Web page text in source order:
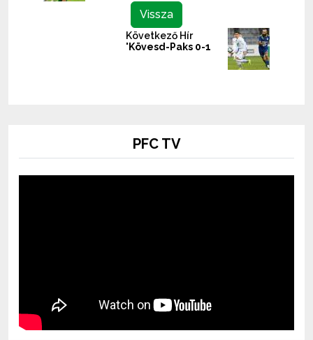
Vissza
Következő Hír
'Kövesd-Paks 0-1
PFC TV